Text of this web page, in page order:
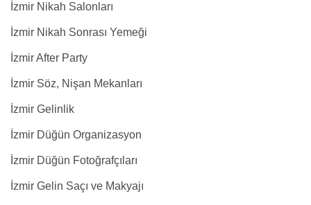
İzmir Nikah Salonları
İzmir Nikah Sonrası Yemeği
İzmir After Party
İzmir Söz, Nişan Mekanları
İzmir Gelinlik
İzmir Düğün Organizasyon
İzmir Düğün Fotoğrafçıları
İzmir Gelin Saçı ve Makyajı